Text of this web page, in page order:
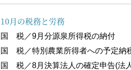
10月の税務と労務
国 税／9月分源泉
国 税／特別農業所得者への
国 税／8月決算法人の確定